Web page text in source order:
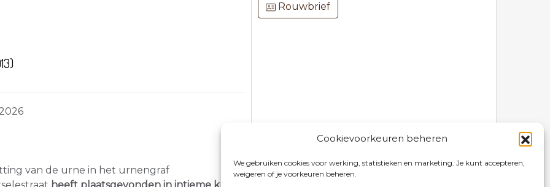
Cookievoorkeuren beheren
We gebruiken cookies voor werking, statistieken en marketing. Je kunt accepteren,
weigeren of je voorkeuren beheren.
van de urne in het urnengraf
Rouwbrief